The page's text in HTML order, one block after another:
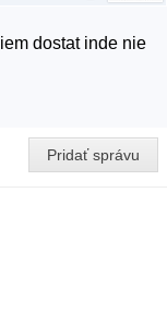
dostat inde nie
Pridať správu